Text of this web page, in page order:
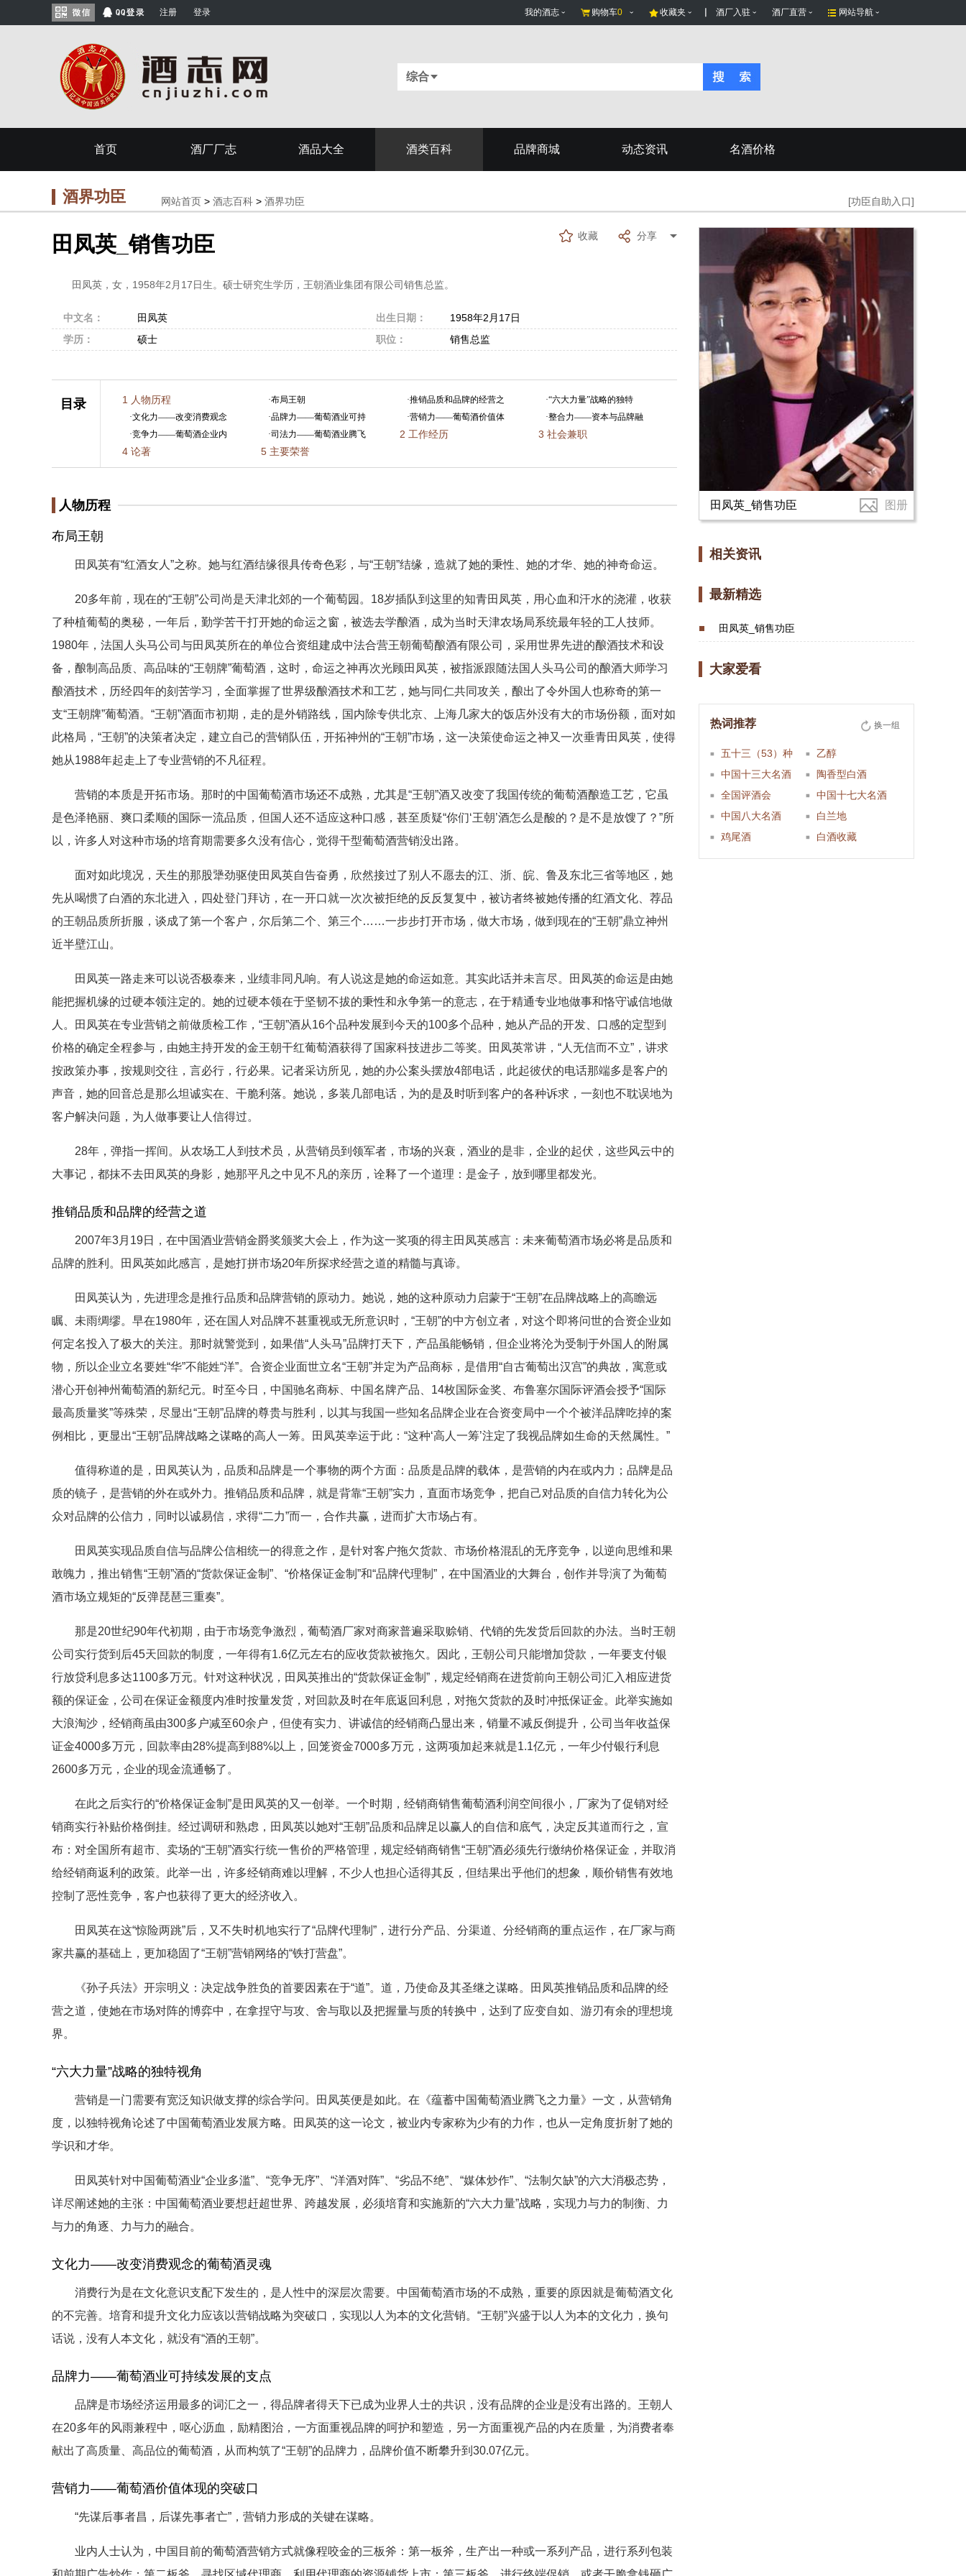
注册 登录 我的酒志 购物车0 收藏夹 酒厂入驻 酒厂直营 网站导航
综合
首页 酒厂厂志 酒品大全 酒类百科 品牌商城 动态资讯 名酒价格
酒界功臣 网站首页 > 酒志百科 > 酒界功臣 [功臣自助入口]
田凤英_销售功臣 收藏 分享
田凤英，女，1958年2月17日生。硕士研究生学历，王朝酒业集团有限公司销售总监。
中文名： 田凤英 出生日期：
1958年2月17日
学历：
硕士 职位： 销售总监
目录 1 人物历程 ·布局王朝 ·推销品质和品牌的经营之 ·“六大力量”战略的独特
·文化力——改变消费观念 ·品牌力——葡萄酒业可持 ·营销力——葡萄酒价值体 ·整合力——资本与品牌融
·竞争力——葡萄酒企业内 ·司法力——葡萄酒业腾飞 2 工作经历 3 社会兼职
4 论著 5 主要荣誉
人物历程
布局王朝
田凤英有“红酒女人”之称。她与红酒结缘很具传奇色彩，与“王朝”结缘，造就了她的秉性、她的才华、她的神奇命运。
20多年前，现在的“王朝”公司尚是天津北郊的一个葡萄园。18岁插队到这里的知青田凤英，用心血和汗水的浇灌，收获
了种植葡萄的奥秘，一年后，勤学苦干打开她的命运之窗，被选去学酿酒，成为当时天津农场局系统最年轻的工人技师。
1980年，法国人头马公司与田凤英所在的单位合资组建成中法合营王朝葡萄酿酒有限公司，采用世界先进的酿酒技术和设
备，酿制高品质、高品味的“王朝牌”葡萄酒，这时，命运之神再次光顾田凤英，被指派跟随法国人头马公司的酿酒大师学习
酿酒技术，历经四年的刻苦学习，全面掌握了世界级酿酒技术和工艺，她与同仁共同攻关，酿出了令外国人也称奇的第一
支“王朝牌”葡萄酒。“王朝”酒面市初期，走的是外销路线，国内除专供北京、上海几家大的饭店外没有大的市场份额，面对如
此格局，“王朝”的决策者决定，建立自己的营销队伍，开拓神州的“王朝”市场，这一决策使命运之神又一次垂青田凤英，使得
她从1988年起走上了专业营销的不凡征程。
营销的本质是开拓市场。那时的中国葡萄酒市场还不成熟，尤其是“王朝”酒又改变了我国传统的葡萄酒酿造工艺，它虽
是色泽艳丽、爽口柔顺的国际一流品质，但国人还不适应这种口感，甚至质疑“你们‘王朝’酒怎么是酸的？是不是放馊了？”所
以，许多人对这种市场的培育期需要多久没有信心，觉得干型葡萄酒营销没出路。
面对如此境况，天生的那股犟劲驱使田凤英自告奋勇，欣然接过了别人不愿去的江、浙、皖、鲁及东北三省等地区，她
先从喝惯了白酒的东北进入，四处登门拜访，在一开口就一次次被拒绝的反反复复中，被访者终被她传播的红酒文化、荐品
的王朝品质所折服，谈成了第一个客户，尔后第二个、第三个……一步步打开市场，做大市场，做到现在的“王朝”鼎立神州
近半壁江山。
田凤英一路走来可以说否极泰来，业绩非同凡响。有人说这是她的命运如意。其实此话并未言尽。田凤英的命运是由她
能把握机缘的过硬本领注定的。她的过硬本领在于坚韧不拔的秉性和永争第一的意志，在于精通专业地做事和恪守诚信地做
人。田凤英在专业营销之前做质检工作，“王朝”酒从16个品种发展到今天的100多个品种，她从产品的开发、口感的定型到
价格的确定全程参与，由她主持开发的金王朝干红葡萄酒获得了国家科技进步二等奖。田凤英常讲，“人无信而不立”，讲求
按政策办事，按规则交往，言必行，行必果。记者采访所见，她的办公案头摆放4部电话，此起彼伏的电话那端多是客户的
声音，她的回音总是那么坦诚实在、干脆利落。她说，多装几部电话，为的是及时听到客户的各种诉求，一刻也不耽误地为
客户解决问题，为人做事要让人信得过。
28年，弹指一挥间。从农场工人到技术员，从营销员到领军者，市场的兴衰，酒业的是非，企业的起伏，这些风云中的
大事记，都抹不去田凤英的身影，她那平凡之中见不凡的亲历，诠释了一个道理：是金子，放到哪里都发光。
推销品质和品牌的经营之道
2007年3月19日，在中国酒业营销金爵奖颁奖大会上，作为这一奖项的得主田凤英感言：未来葡萄酒市场必将是品质和
品牌的胜利。田凤英如此感言，是她打拼市场20年所探求经营之道的精髓与真谛。
田凤英认为，先进理念是推行品质和品牌营销的原动力。她说，她的这种原动力启蒙于“王朝”在品牌战略上的高瞻远
瞩、未雨绸缪。早在1980年，还在国人对品牌不甚重视或无所意识时，“王朝”的中方创立者，对这个即将问世的合资企业如
何定名投入了极大的关注。那时就警觉到，如果借“人头马”品牌打天下，产品虽能畅销，但企业将沦为受制于外国人的附属
物，所以企业立名要姓“华”不能姓“洋”。合资企业面世立名“王朝”并定为产品商标，是借用“自古葡萄出汉宫”的典故，寓意或
潜心开创神州葡萄酒的新纪元。时至今日，中国驰名商标、中国名牌产品、14枚国际金奖、布鲁塞尔国际评酒会授予“国际
最高质量奖”等殊荣，尽显出“王朝”品牌的尊贵与胜利，以其与我国一些知名品牌企业在合资变局中一个个被洋品牌吃掉的案
例相比，更显出“王朝”品牌战略之谋略的高人一筹。田凤英幸运于此：“这种‘高人一筹’注定了我视品牌如生命的天然属性。”
值得称道的是，田凤英认为，品质和品牌是一个事物的两个方面：品质是品牌的载体，是营销的内在或内力；品牌是品
质的镜子，是营销的外在或外力。推销品质和品牌，就是背靠“王朝”实力，直面市场竞争，把自己对品质的自信力转化为公
众对品牌的公信力，同时以诚易信，求得“二力”而一，合作共赢，进而扩大市场占有。
田凤英实现品质自信与品牌公信相统一的得意之作，是针对客户拖欠货款、市场价格混乱的无序竞争，以逆向思维和果
敢魄力，推出销售“王朝”酒的“货款保证金制”、“价格保证金制”和“品牌代理制”，在中国酒业的大舞台，创作并导演了为葡萄
酒市场立规矩的“反弹琵琶三重奏”。
那是20世纪90年代初期，由于市场竞争激烈，葡萄酒厂家对商家普遍采取赊销、代销的先发货后回款的办法。当时王朝
公司实行货到后45天回款的制度，一年得有1.6亿元左右的应收货款被拖欠。因此，王朝公司只能增加贷款，一年要支付银
行放贷利息多达1100多万元。针对这种状况，田凤英推出的“货款保证金制”，规定经销商在进货前向王朝公司汇入相应进货
额的保证金，公司在保证金额度内准时按量发货，对回款及时在年底返回利息，对拖欠货款的及时冲抵保证金。此举实施如
大浪淘沙，经销商虽由300多户减至60余户，但使有实力、讲诚信的经销商凸显出来，销量不减反倒提升，公司当年收益保
证金4000多万元，回款率由28%提高到88%以上，回笼资金7000多万元，这两项加起来就是1.1亿元，一年少付银行利息
2600多万元，企业的现金流通畅了。
在此之后实行的“价格保证金制”是田凤英的又一创举。一个时期，经销商销售葡萄酒利润空间很小，厂家为了促销对经
销商实行补贴价格倒挂。经过调研和熟虑，田凤英以她对“王朝”品质和品牌足以赢人的自信和底气，决定反其道而行之，宣
布：对全国所有超市、卖场的“王朝”酒实行统一售价的严格管理，规定经销商销售“王朝”酒必须先行缴纳价格保证金，并取消
给经销商返利的政策。此举一出，许多经销商难以理解，不少人也担心适得其反，但结果出乎他们的想象，顺价销售有效地
控制了恶性竞争，客户也获得了更大的经济收入。
田凤英在这“惊险两跳”后，又不失时机地实行了“品牌代理制”，进行分产品、分渠道、分经销商的重点运作，在厂家与商
家共赢的基础上，更加稳固了“王朝”营销网络的“铁打营盘”。
《孙子兵法》开宗明义：决定战争胜负的首要因素在于“道”。道，乃使命及其圣继之谋略。田凤英推销品质和品牌的经
营之道，使她在市场对阵的博弈中，在拿捏守与攻、舍与取以及把握量与质的转换中，达到了应变自如、游刃有余的理想境
界。
“六大力量”战略的独特视角
营销是一门需要有宽泛知识做支撑的综合学问。田凤英便是如此。在《蕴蓄中国葡萄酒业腾飞之力量》一文，从营销角
度，以独特视角论述了中国葡萄酒业发展方略。田凤英的这一论文，被业内专家称为少有的力作，也从一定角度折射了她的
学识和才华。
田凤英针对中国葡萄酒业“企业多滥”、“竞争无序”、“洋酒对阵”、“劣品不绝”、“媒体炒作”、“法制欠缺”的六大消极态势，
详尽阐述她的主张：中国葡萄酒业要想赶超世界、跨越发展，必须培育和实施新的“六大力量”战略，实现力与力的制衡、力
与力的角逐、力与力的融合。
文化力——改变消费观念的葡萄酒灵魂
消费行为是在文化意识支配下发生的，是人性中的深层次需要。中国葡萄酒市场的不成熟，重要的原因就是葡萄酒文化
的不完善。培育和提升文化力应该以营销战略为突破口，实现以人为本的文化营销。“王朝”兴盛于以人为本的文化力，换句
话说，没有人本文化，就没有“酒的王朝”。
品牌力——葡萄酒业可持续发展的支点
品牌是市场经济运用最多的词汇之一，得品牌者得天下已成为业界人士的共识，没有品牌的企业是没有出路的。王朝人
在20多年的风雨兼程中，呕心沥血，励精图治，一方面重视品牌的呵护和塑造，另一方面重视产品的内在质量，为消费者奉
献出了高质量、高品位的葡萄酒，从而构筑了“王朝”的品牌力，品牌价值不断攀升到30.07亿元。
营销力——葡萄酒价值体现的突破口
“先谋后事者昌，后谋先事者亡”，营销力形成的关键在谋略。
业内人士认为，中国目前的葡萄酒营销方式就像程咬金的三板斧：第一板斧，生产出一种或一系列产品，进行系列包装
田凤英_销售功臣 图册
相关资讯
最新精选
田凤英_销售功臣
大家爱看
换一组
热词推荐
五十三（53）种
乙醇
中国十三大名酒
陶香型白酒
全国评酒会
中国十七大名酒
中国八大名酒
白兰地
鸡尾酒
白酒收藏